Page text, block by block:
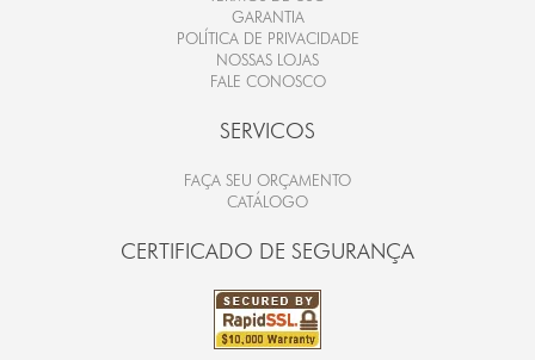
GARANTIA
POLÍTICA DE PRIVACIDADE
NOSSAS LOJAS
FALE CONOSCO
SERVICOS
FAÇA SEU ORÇAMENTO
CATÁLOGO
CERTIFICADO DE SEGURANÇA